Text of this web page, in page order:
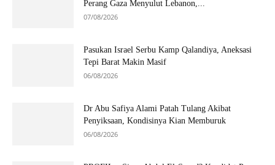
Perang Gaza Menyulut Lebanon,...
07/08/2026
Pasukan Israel Serbu Kamp Qalandiya, Aneksasi
Tepi Barat Makin Masif
06/08/2026
Dr Abu Safiya Alami Patah Tulang Akibat
Penyiksaan, Kondisinya Kian Memburuk
06/08/2026